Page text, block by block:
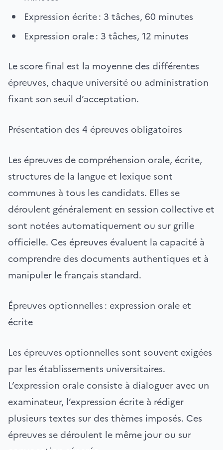
Expression écrite : 3 tâches, 60 minutes
Expression orale : 3 tâches, 12 minutes
Le score final est la moyenne des différentes
épreuves, chaque université ou administration
fixant son seuil d’acceptation.
Présentation des 4 épreuves obligatoires
Les épreuves de compréhension orale, écrite,
structures de la langue et lexique sont
communes à tous les candidats. Elles se
déroulent généralement en session collective et
sont notées automatiquement ou sur grille
officielle. Ces épreuves évaluent la capacité à
comprendre des documents authentiques et à
manipuler le français standard.
Épreuves optionnelles : expression orale et
écrite
Les épreuves optionnelles sont souvent exigées
par les établissements universitaires.
L’expression orale consiste à dialoguer avec un
examinateur, l’expression écrite à rédiger
plusieurs textes sur des thèmes imposés. Ces
épreuves se déroulent le même jour ou sur